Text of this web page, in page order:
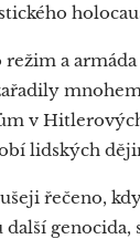
režim a
v
lidských
řečeno,
genocida,